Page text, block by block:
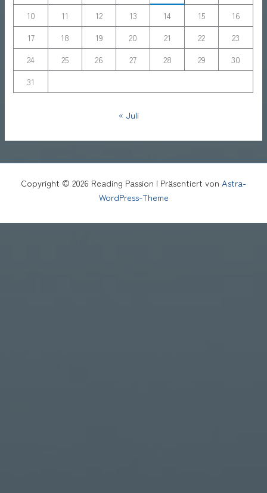
10
11 12 13 14 15
16
17
18 19 20 21 22
23
24
25 26 27 28 29
30
31
« Juli
Copyright © 2026 Reading Passion | Präsentiert von Astra-
WordPress-Theme